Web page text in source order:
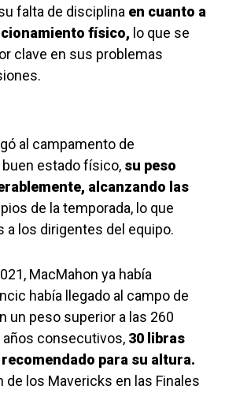
falta de disciplina en cuanto a
físico, lo que se
clave en sus problemas
al campamento de
estado físico, su peso
alcanzando las
de la temporada, lo que
a los dirigentes del equipo.
MacMahon ya había
había llegado al campo de
un peso superior a las 260
años consecutivos, 30 libras
para su altura.
de los Mavericks en las Finales